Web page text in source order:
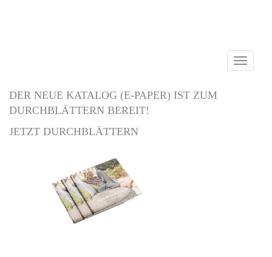
DER NEUE KATALOG (E-PAPER) IST ZUM
DURCHBLÄTTERN BEREIT!
JETZT DURCHBLÄTTERN